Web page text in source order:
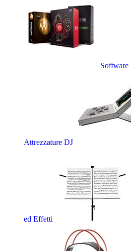
Software
Attrezzature DJ
ed Effetti